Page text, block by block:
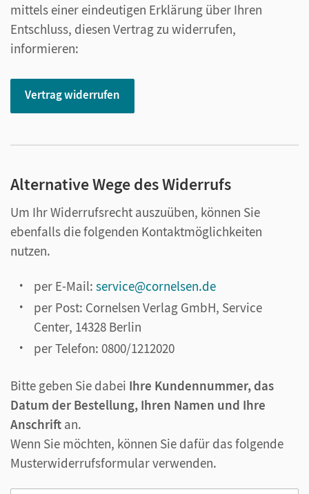
mittels einer eindeutigen Erklärung über Ihren
Entschluss, diesen Vertrag zu widerrufen,
informieren:
Vertrag widerrufen
Alternative Wege des Widerrufs
Um Ihr Widerrufsrecht auszuüben, können Sie
ebenfalls die folgenden Kontaktmöglichkeiten
nutzen.
per E-Mail: service@cornelsen.de
per Post: Cornelsen Verlag GmbH, Service
Center, 14328 Berlin
per Telefon: 0800/1212020
Bitte geben Sie dabei Ihre Kundennummer, das
Datum der Bestellung, Ihren Namen und Ihre
Anschrift an.
Wenn Sie möchten, können Sie dafür das folgende
Musterwiderrufsformular verwenden.